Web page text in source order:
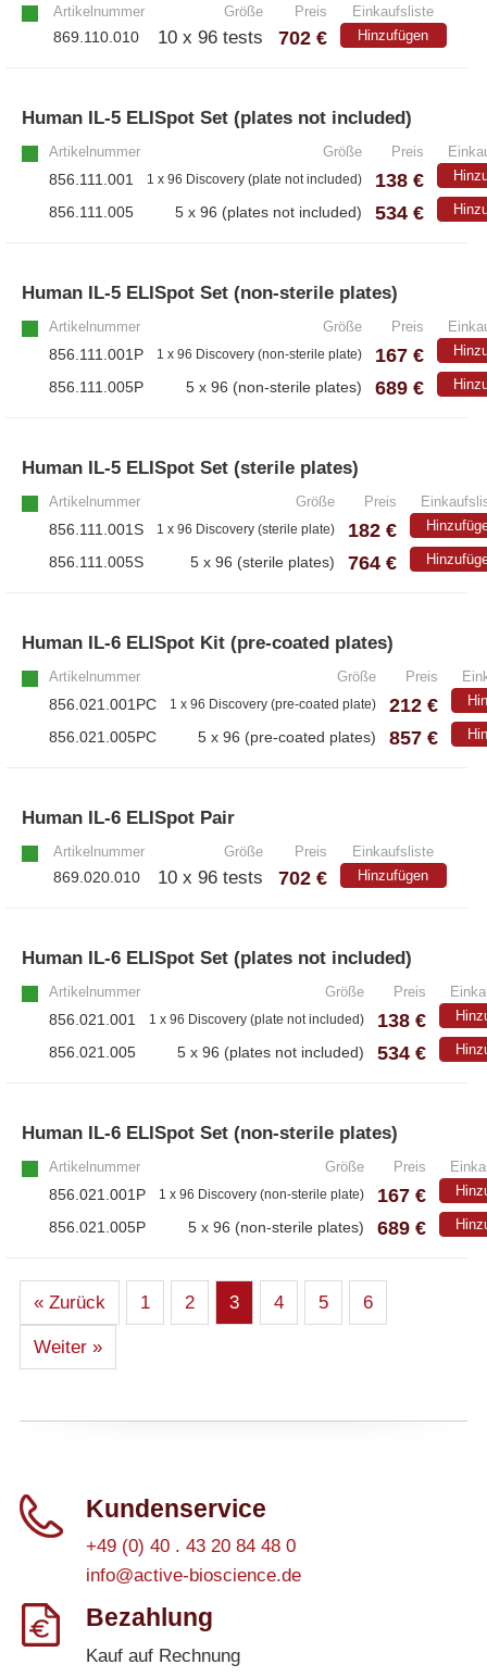
Artikelnummer Größe Preis Einkaufsliste
869.110.010 10 x 96 tests 702 € Hinzufügen
Human IL-5 ELISpot Set (plates not included)
Artikelnummer Größe Preis
856.111.001 1 x 96 Discovery (plate not included) 138 €
856.111.005 5 x 96 (plates not included) 534 €
Human IL-5 ELISpot Set (non-sterile plates)
Artikelnummer Größe Preis
856.111.001P 1 x 96 Discovery (non-sterile plate) 167 €
856.111.005P 5 x 96 (non-sterile plates) 689 €
Human IL-5 ELISpot Set (sterile plates)
Artikelnummer Größe Preis
856.111.001S 1 x 96 Discovery (sterile plate) 182 €
856.111.005S 5 x 96 (sterile plates) 764 €
Human IL-6 ELISpot Kit (pre-coated plates)
Artikelnummer Größe Preis
856.021.001PC 1 x 96 Discovery (pre-coated plate) 212 €
856.021.005PC 5 x 96 (pre-coated plates) 857 €
Human IL-6 ELISpot Pair
Artikelnummer Größe Preis Einkaufsliste
869.020.010 10 x 96 tests 702 € Hinzufügen
Human IL-6 ELISpot Set (plates not included)
Artikelnummer Größe Preis
856.021.001 1 x 96 Discovery (plate not included) 138 €
856.021.005 5 x 96 (plates not included) 534 €
Human IL-6 ELISpot Set (non-sterile plates)
Artikelnummer Größe Preis
856.021.001P 1 x 96 Discovery (non-sterile plate) 167 €
856.021.005P 5 x 96 (non-sterile plates) 689 €
« Zurück 1 2 3 4 5 6
Weiter »
Kundenservice
+49 (0) 40 . 43 20 84 48 0
info@active-bioscience.de
Bezahlung
Kauf auf Rechnung